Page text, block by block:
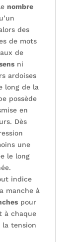
nombre
des
de mots
de
ni
ardoises
long de la
possède
en
Dès
une
le long
indice
manche à
pour
à chaque
tension